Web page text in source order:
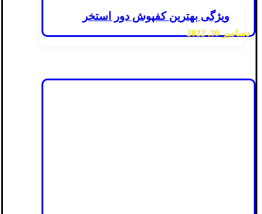
ویژگی بهترین کفپوش دور استخر
دسامبر 30, 2022